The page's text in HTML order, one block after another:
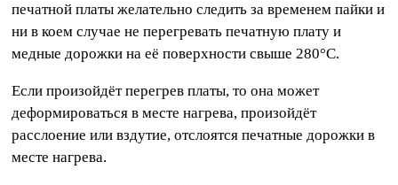
печатной платы желательно следить за временем пайки и
ни в коем случае не перегревать печатную плату и
медные дорожки на её поверхности свыше 280°C.
Если произойдёт перегрев платы, то она может
деформироваться в месте нагрева, произойдёт
расслоение или вздутие, отслоятся печатные дорожки в
месте нагрева.